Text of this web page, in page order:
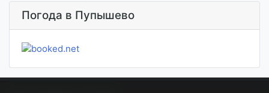
Погода в Пупышево